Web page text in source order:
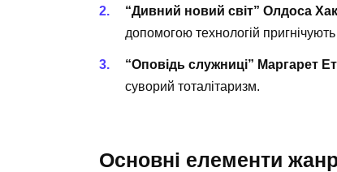
“Дивний новий світ” Олдоса
допомогою технологій
“Оповідь служниці” Маргарет
суворий тоталітаризм.
Основні елементи